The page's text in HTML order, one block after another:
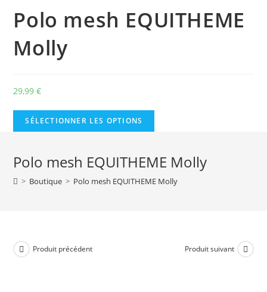
Polo mesh EQUITHEME
Molly
29,99€
SÉLECTIONNER LES OPTIONS
Polo mesh EQUITHEME Molly
> Boutique > Polo mesh EQUITHEME Molly
Produit précédent Produit suivant